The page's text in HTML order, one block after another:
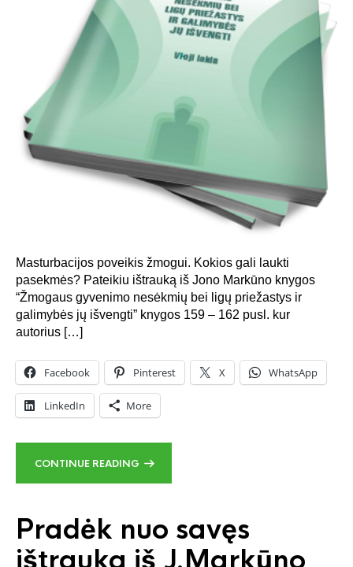
Masturbacijos poveikis žmogui. Kokios gali laukti
pasekmės? Pateikiu ištrauką iš Jono Markūno knygos
“Žmogaus gyvenimo nesėkmių bei ligų priežastys ir
galimybės jų išvengti” knygos 159 – 162 pusl. kur
autorius […]
Facebook Pinterest X WhatsApp
LinkedIn More
CONTINUE READING
Pradėk nuo savęs